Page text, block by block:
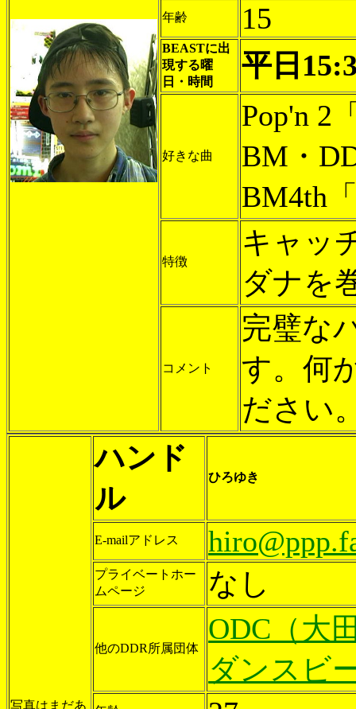
年齢 15
BEASTに出
現する曜
日・時間
平日
好きな曲
Pop'n 2
BM・
BM4th
特徴
キャッ
ダナを
コメント
完璧な
す。何
ださい
写真はまだあ
ハンド
ル
ひろゆき
E-mailアドレス
プライベートホー
ムページ
なし
他のDDR所属団体
ODC（大
ダンスビ